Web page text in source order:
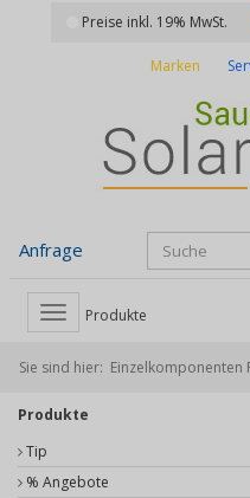
Preise inkl. 19% MwSt.
Marken
Anfrage
Toggle
navigation
Produkte
Sie sind hier: Einzelkomponenten
Produkte
Tip
% Angebote